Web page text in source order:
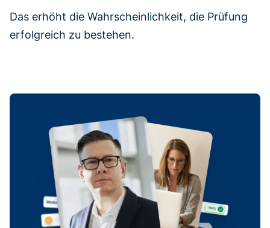
Das erhöht die Wahrscheinlichkeit, die Prüfung
erfolgreich zu bestehen.